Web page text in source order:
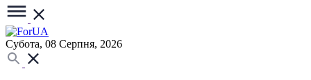
Субота, 08 Серпня, 2026